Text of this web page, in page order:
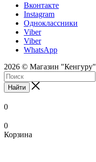
Вконтакте
Instagram
Одноклассники
Viber
Viber
WhatsApp
2026 © Магазин "Кенгуру"
Найти
0
0
Корзина